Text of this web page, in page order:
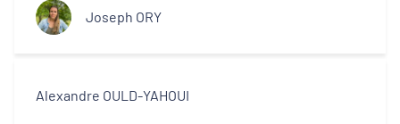
Joseph ORY
Alexandre OULD-YAHOUI